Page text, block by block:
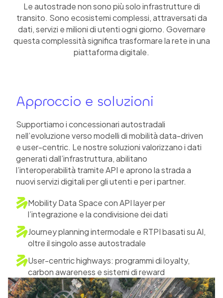
Le autostrade non sono più solo infrastrutture di
transito. Sono ecosistemi complessi, attraversati da
dati, servizi e milioni di utenti ogni giorno. Governare
questa complessità significa trasformare la rete in una
piattaforma digitale.
Approccio e soluzioni
Supportiamo i concessionari autostradali
nell’evoluzione verso modelli di mobilità data-driven
e user-centric. Le nostre soluzioni valorizzano i dati
generati dall’infrastruttura, abilitano
l’interoperabilità tramite API e aprono la strada a
nuovi servizi digitali per gli utenti e per i partner.
Mobility Data Space con API layer per
l’integrazione e la condivisione dei dati
Journey planning intermodale e RTPI basati su AI,
oltre il singolo asse autostradale
User-centric highways: programmi di loyalty,
carbon awareness e sistemi di reward